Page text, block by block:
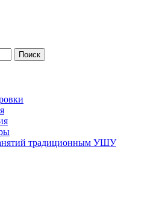
традиционным УШУ